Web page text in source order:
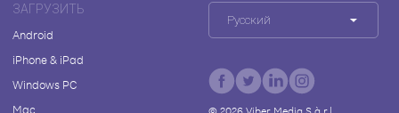
ЗАГРУЗИТЬ
Android
iPhone & iPad
Windows PC
Mac
Русский